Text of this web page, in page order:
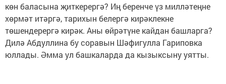
көн баласына җиткерергә? Иң беренче үз милләтеңне
хөрмәт итәргә, тарихын белергә кирәклекне
төшендерергә кирәк. Аны өйрәтүне кайдан башларга?
Дилә Абдуллина бу соравын Шәфигулла Гариповка
юллады. Әмма ул башкаларда да кызыксыну уятты.